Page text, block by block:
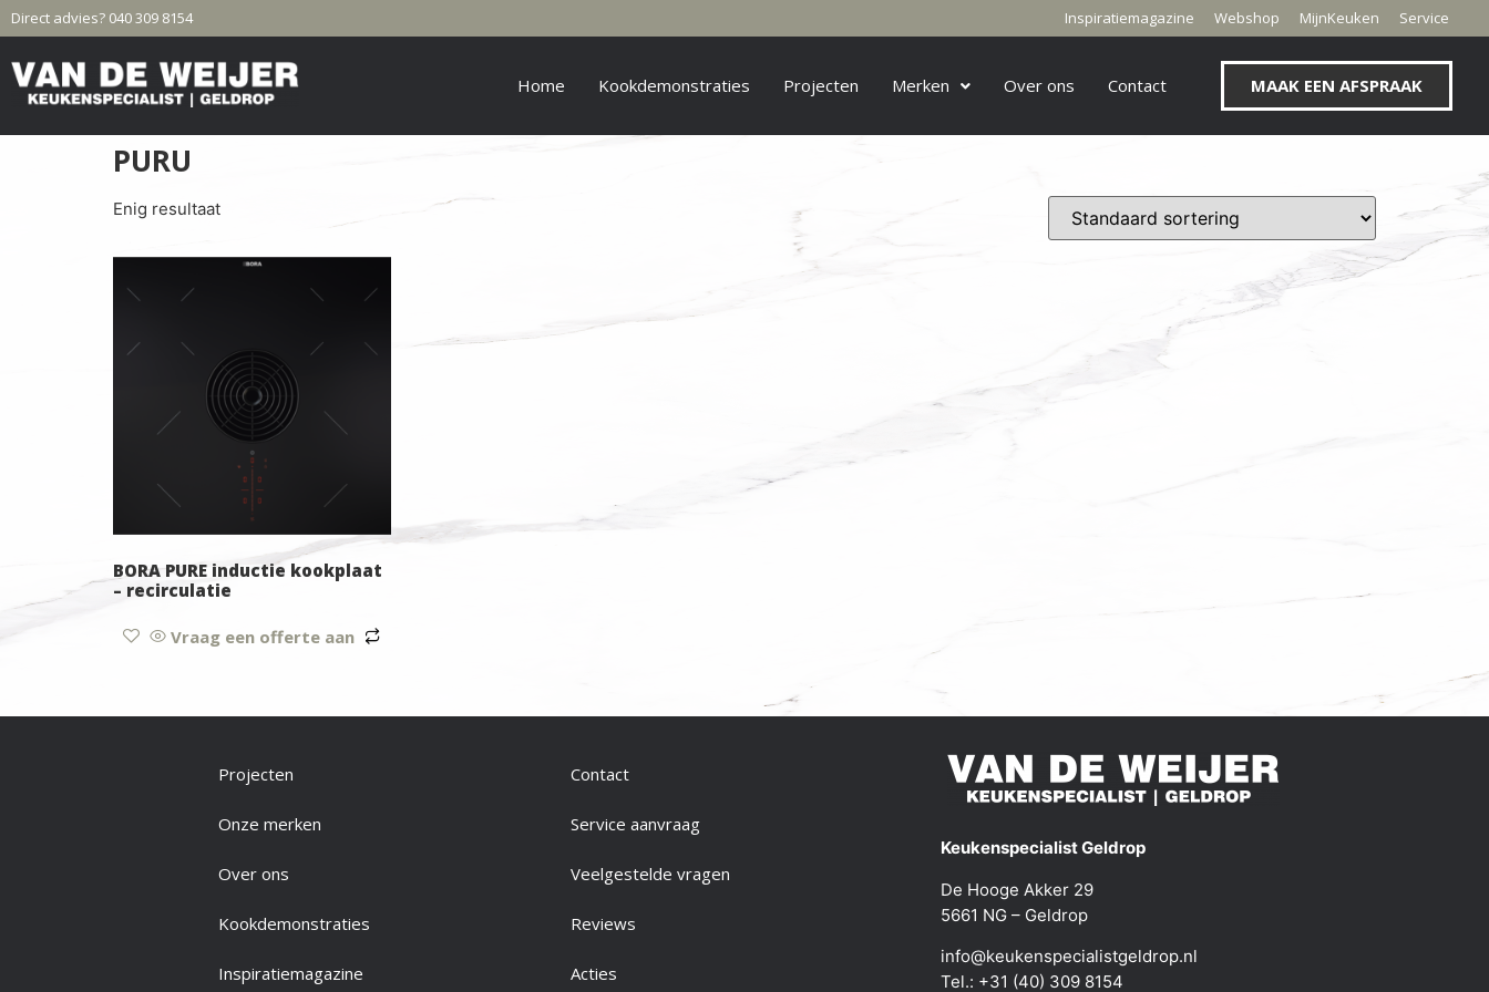
Direct advies? 040 309 8154 Inspiratiemagazine Webshop MijnKeuken Service
Home Kookdemonstraties Projecten Merken Over ons Contact MAAK EEN AFSPRAAK
PURU
Enig resultaat
BORA PURE inductie kookplaat
– recirculatie
Vraag een offerte aan
Projecten
Onze merken
Over ons
Kookdemonstraties
Inspiratiemagazine
Contact
Service aanvraag
Veelgestelde vragen
Reviews
Acties
Keukenspecialist Geldrop
De Hooge Akker 29
5661 NG – Geldrop
info@keukenspecialistgeldrop.nl
Tel.: +31 (40) 309 8154